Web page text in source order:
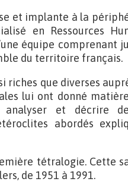
et implante à la
en Ressources
équipe comprenant
du territoire français.
riches que diverses
lui ont donné
analyser et décrire
abordés
tétralogie. Cette
de 1951 à 1991.